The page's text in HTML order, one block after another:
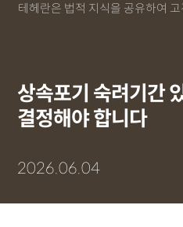
테헤란은 법적 지식을 공유하여
상속포기 숙려기간
결정해야 합니다
2026.06.04